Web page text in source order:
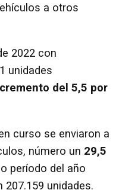
a otros
2022 con
unidades
del 5,5 por
curso se enviaron a
número un 29,5
período del año
unidades.